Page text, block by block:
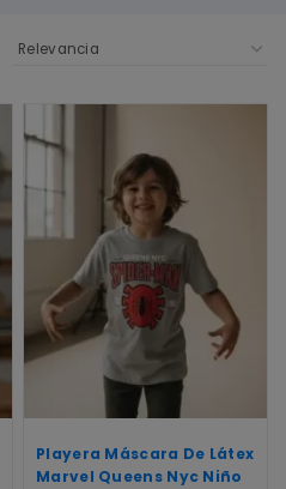
Playera Máscara De Látex
Marvel Queens Nyc Niño